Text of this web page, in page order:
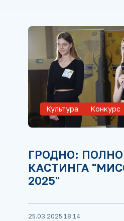
Культура Конкурс
ГРОДНО:
КАСТИНГА
2025"
25.03.2025 18:14